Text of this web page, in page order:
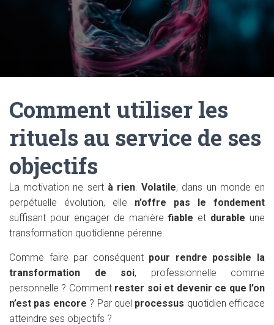
Comment utiliser les
rituels au service de ses
objectifs
La motivation ne sert à rien.Volatile, dans un monde en
perpétuelle évolution, elle n’offre pas le fondement
suffisant pour engager de manièrefiable et durable une
transformation quotidienne pérenne.
Comme faire par conséquent pour rendre possible la
transformation de soi, professionnelle comme
personnelle ? Comment rester soi et devenir ce que l’on
n’est pas encore ? Par quel processus quotidien efficace
atteindre ses objectifs ?